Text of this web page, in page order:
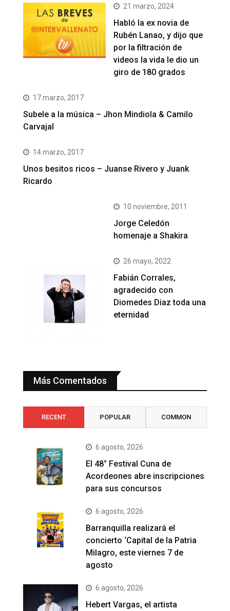
21 marzo, 2024
Habló la ex novia de
Rubén Lanao, y dijo que
por la filtración de
videos la vida le dio un
giro de 180 grados
17 marzo, 2017
Subele a la música – Jhon Mindiola & Camilo
Carvajal
14 marzo, 2017
Unos besitos ricos – Juanse Rivero y Juank
Ricardo
10 noviembre, 2011
Jorge Celedón
homenaje a Shakira
26 mayo, 2022
Fabián Corrales,
agradecido con
Diomedes Diaz toda una
eternidad
Más Comentados
RECENT POPULAR COMMON
6 agosto, 2026
El 48° Festival Cuna de
Acordeones abre inscripciones
para sus concursos
6 agosto, 2026
Barranquilla realizará el
concierto ‘Capital de la Patria
Milagro, este viernes 7 de
agosto
6 agosto, 2026
Hebert Vargas, el artista